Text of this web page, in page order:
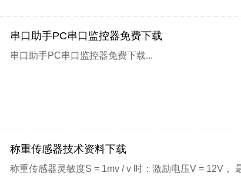
串口助手PC串口监控器免费下载
串口助手PC串口监控器免费下载...
称重传感器技术资料下载
称重传感器灵敏度S = 1mv / v 时：激励电压V = 12V，